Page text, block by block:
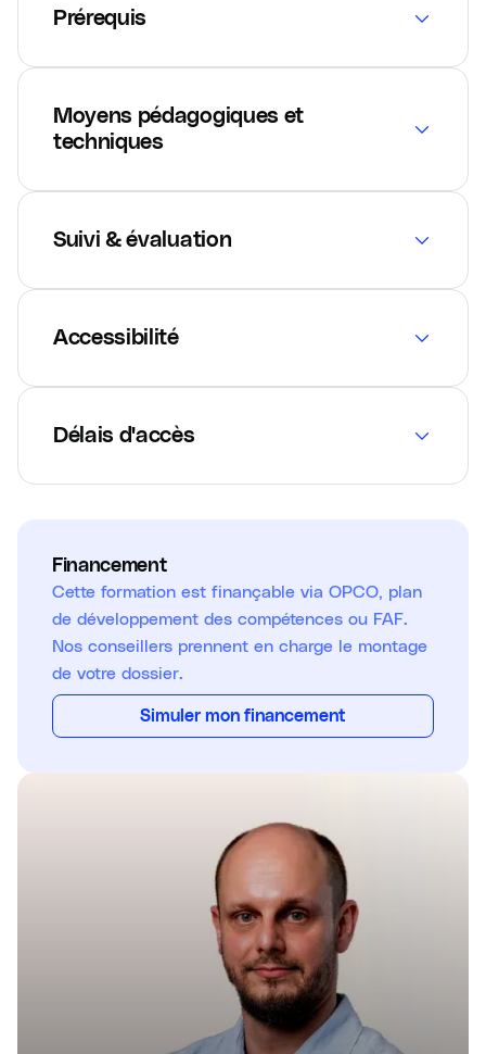
Prérequis
Moyens pédagogiques et
techniques
Suivi & évaluation
Accessibilité
Délais d'accès
Financement
Cette formation est finançable via OPCO, plan
de développement des compétences ou FAF.
Nos conseillers prennent en charge le montage
de votre dossier.
Simuler mon financement